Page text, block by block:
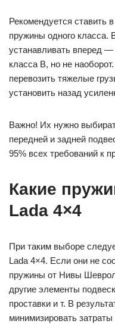
Рекомендуется ставить
пружины одного класса.
устанавливать вперед
класса В, но не
перевозить тяжелые
установить назад
Важно! Их нужно
передней и задней
95% всех требований к
Какие
Lada 4×4
При таким выборе
Lada 4×4. Если они не
пружины от Нивы
другие элементы
проставки и т. В
минимизировать